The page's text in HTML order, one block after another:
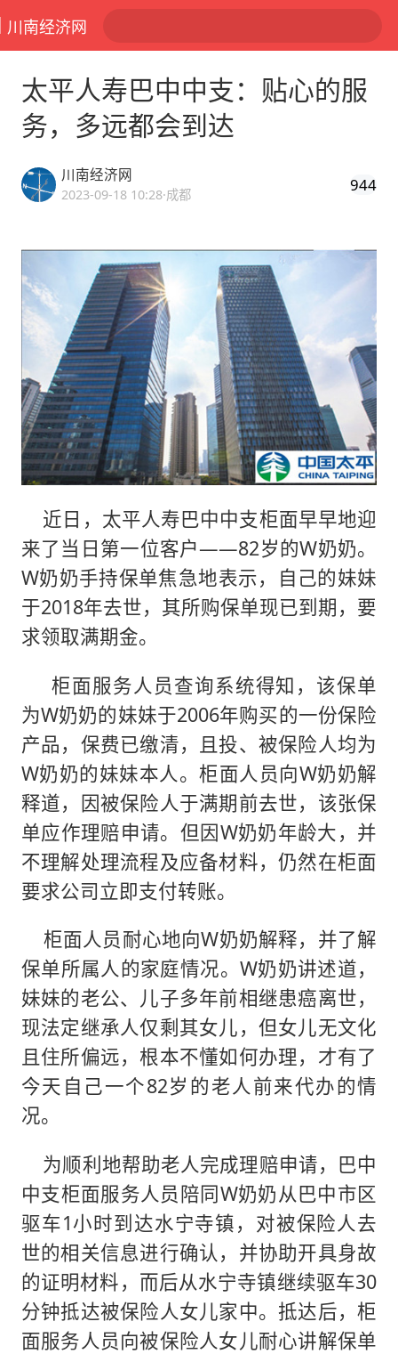
川南经济网
太平人寿巴中中支：贴心的服
务，多远都会到达
川南经济网
2023-09-18 10:28·成都 944
近日，太平人寿巴中中支柜面早早地迎
来了当日第一位客户——82岁的W奶奶。
W奶奶手持保单焦急地表示，自己的妹妹
于2018年去世，其所购保单现已到期，要
求领取满期金。
柜面服务人员查询系统得知，该保单
为W奶奶的妹妹于2006年购买的一份保险
产品，保费已缴清，且投、被保险人均为
W奶奶的妹妹本人。柜面人员向W奶奶解
释道，因被保险人于满期前去世，该张保
单应作理赔申请。但因W奶奶年龄大，并
不理解处理流程及应备材料，仍然在柜面
要求公司立即支付转账。
柜面人员耐心地向W奶奶解释，并了解
保单所属人的家庭情况。W奶奶讲述道，
妹妹的老公、儿子多年前相继患癌离世，
现法定继承人仅剩其女儿，但女儿无文化
且住所偏远，根本不懂如何办理，才有了
今天自己一个82岁的老人前来代办的情
况。
为顺利地帮助老人完成理赔申请，巴中
中支柜面服务人员陪同W奶奶从巴中市区
驱车1小时到达水宁寺镇，对被保险人去
世的相关信息进行确认，并协助开具身故
的证明材料，而后从水宁寺镇继续驱车30
分钟抵达被保险人女儿家中。抵达后，柜
面服务人员向被保险人女儿耐心讲解保单